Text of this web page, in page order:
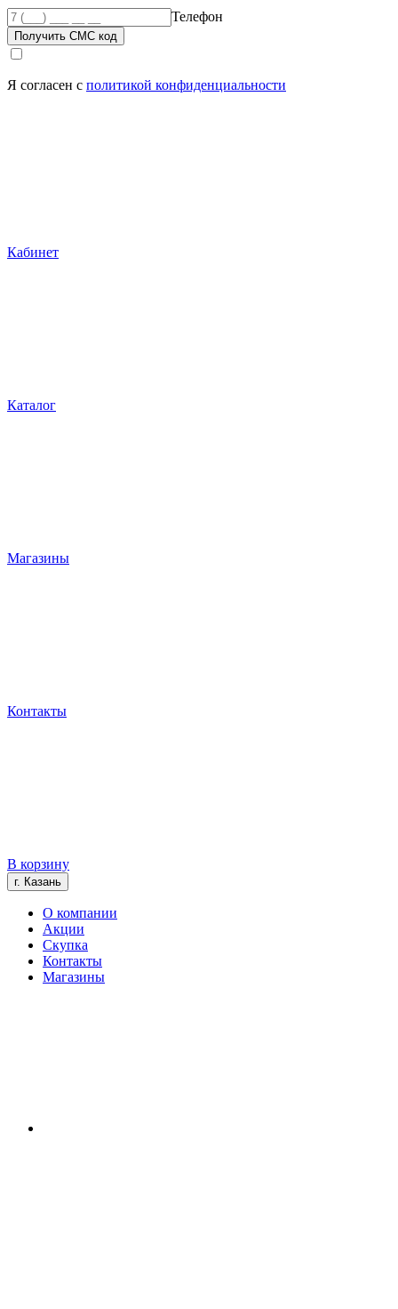
Телефон
Получить СМС код
Я согласен с политикой конфиденциальности
Кабинет
Каталог
Магазины
Контакты
В корзину
г. Казань
О компании
Акции
Скупка
Контакты
Магазины